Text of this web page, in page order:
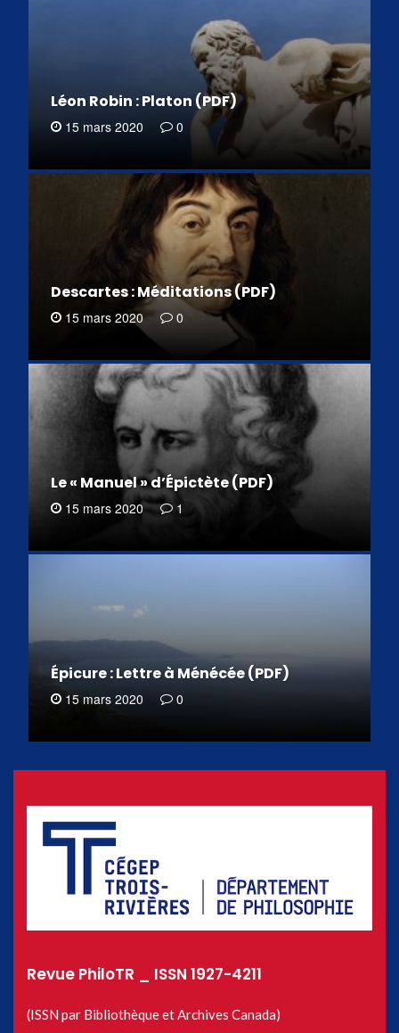
Léon Robin : Platon (PDF)
15 mars 2020 0
Descartes : Méditations (PDF)
15 mars 2020 0
Le « Manuel » d’Épictète (PDF)
15 mars 2020 1
Épicure : Lettre à Ménécée (PDF)
15 mars 2020 0
Revue PhiloTR _ ISSN 1927-4211
(ISSN par Bibliothèque et Archives Canada)